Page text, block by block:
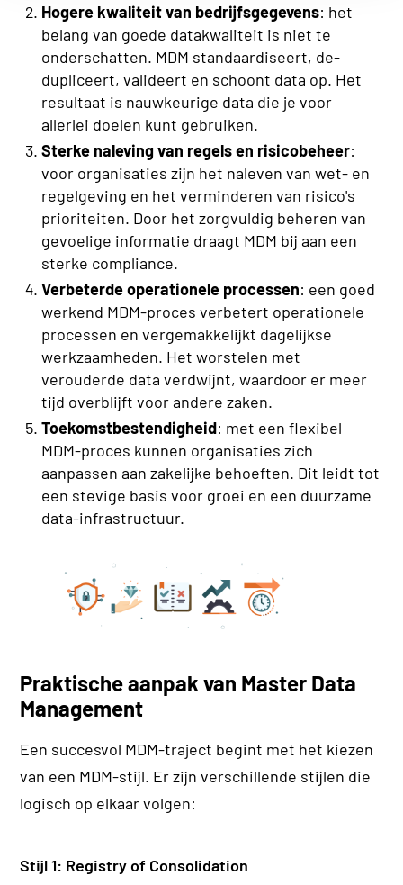
Hogere kwaliteit van bedrijfsgegevens: het
belang van goede datakwaliteit is niet te
onderschatten. MDM standaardiseert, de-
dupliceert, valideert en schoont data op. Het
resultaat is nauwkeurige data die je voor
allerlei doelen kunt gebruiken.
Sterke naleving van regels en risicobeheer:
voor organisaties zijn het naleven van wet- en
regelgeving en het verminderen van risico's
prioriteiten. Door het zorgvuldig beheren van
gevoelige informatie draagt MDM bij aan een
sterke compliance.
Verbeterde operationele processen: een goed
werkend MDM-proces verbetert operationele
processen en vergemakkelijkt dagelijkse
werkzaamheden. Het worstelen met
verouderde data verdwijnt, waardoor er meer
tijd overblijft voor andere zaken.
Toekomstbestendigheid: met een flexibel
MDM-proces kunnen organisaties zich
aanpassen aan zakelijke behoeften. Dit leidt tot
een stevige basis voor groei en een duurzame
data-infrastructuur.
Praktische aanpak van Master Data
Management
Een succesvol MDM-traject begint met het kiezen
van een MDM-stijl. Er zijn verschillende stijlen die
logisch op elkaar volgen:
Stijl 1: Registry of Consolidation